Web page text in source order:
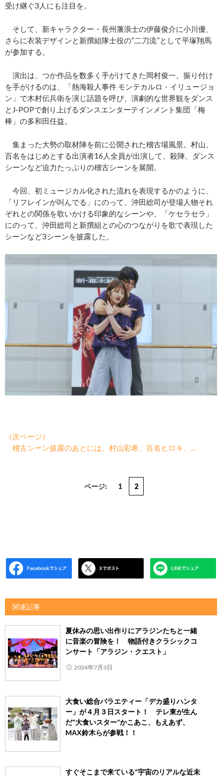
受け継ぐ3人にも注目を。
そして、新キャラクター・長州藩浪士の伊藤俊介に小川優、
さらに衣装デザインと新撰組隊士役の“二刀流”として平塚翔馬
が参加する。
演出は、つか作品を数多く手がけてきた岡村俊一。振り付け
を手がけるのは、「熱海殺人事件 モンテカルロ・イリュージョ
ン」で木村伝兵衛を演じ話題を呼び、演劇的な世界観をダンス
とJ-POPで創り上げるダンスエンターテインメント集団「梅
棒」の多和田任益。
集まった大勢の取材陣を前に公開された稽古場風景。村山、
百名をはじめとする出演者16人全員が出演して、殺陣、ダンス
シーンなど迫力たっぷりの稽古シーンを展開。
今回、初ミュージカル化された流れを表現するかのように、
「リフレインが叫んでる」にのって、沖田総司が登場人物それ
ぞれとの関係を歌いかける印象的なシーンや、「ケセラセラ」
にのって、沖田総司と新撰組との心のつながりを歌で表現した
シーンなど3シーンを披露した。
（次ページ）
稽古シーン披露のあとには、村山彩希、百名ヒロキ、…
ページ: 1 2
関連記事
夏休みの思い出作りにアラジンたちと一緒
に音楽の冒険を！ 物語付きクラシックコ
ンサート「アラジン・クエスト」
2024年7月3日
大食い総合バラエティー「デカ盛りハンタ
ー」が４月３日スタート！ テレ東が生ん
だ“大食いスター”かこあこ、もえあず、
MAX鈴木らが参戦！！
すぐそこまで来ている“宇宙のリアルな近未